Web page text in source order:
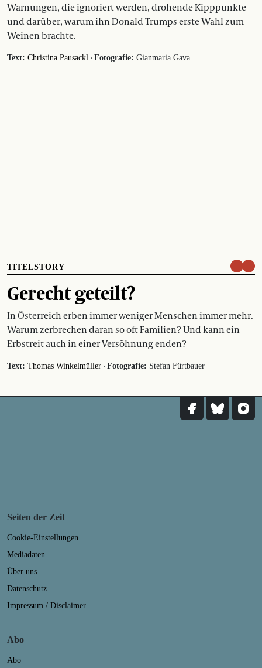
Warnungen, die ignoriert werden, drohende Kipppunkte
und darüber, warum ihn Donald Trumps erste Wahl zum
Weinen brachte.
Text: Christina Pausackl · Fotografie: Gianmaria Gava
TITELSTORY
Gerecht geteilt?
In Österreich erben immer weniger Menschen immer mehr.
Warum zerbrechen daran so oft Familien? Und kann ein
Erbstreit auch in einer Versöhnung enden?
Text: Thomas Winkelmüller · Fotografie: Stefan Fürtbauer
Seiten der Zeit
Cookie-Einstellungen
Mediadaten
Über uns
Datenschutz
Impressum / Disclaimer
Abo
Abo